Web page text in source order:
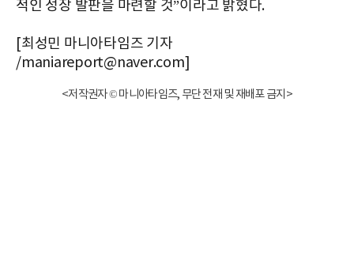
적인 성장 발판을 마련할 것”이라고 밝혔다.
[최성민 마니아타임즈 기자
/maniareport@naver.com]
<저작권자 © 마니아타임즈, 무단 전재 및 재배포 금지>